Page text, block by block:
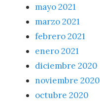
mayo 2021
marzo 2021
febrero 2021
enero 2021
diciembre 2020
noviembre 2020
octubre 2020